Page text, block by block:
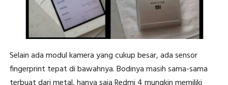
Selain ada modul kamera yang cukup besar, ada sensor
fingerprint tepat di bawahnya. Bodinya masih sama-sama